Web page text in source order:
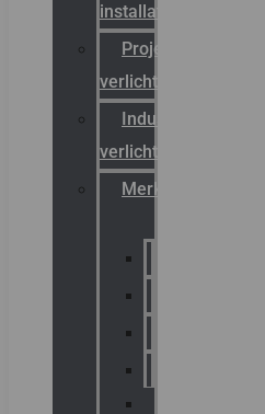
installateurs
Projectreferenties
verlichting
Industriële
verlichting
Merken